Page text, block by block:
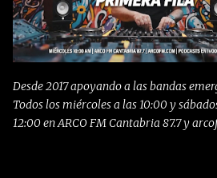
Desde 2017 apoyando a las bandas
Todos los miércoles a las 10:00 y
12:00 en ARCO FM Cantabria 87.7 y